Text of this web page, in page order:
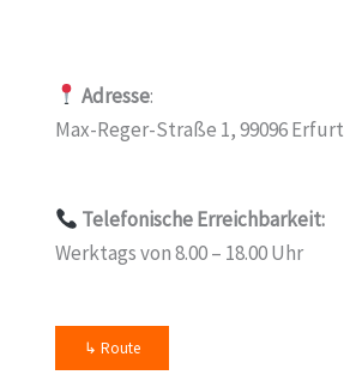
Adresse:
Max-Reger-Straße 1, 99096 Erfurt
Telefonische Erreichbarkeit:
Werktags von 8.00 – 18.00 Uhr
↳ Route